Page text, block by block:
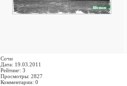
Сочи
Дата: 19.03.2011
Рейтинг: 3
Просмотры: 2827
Комментарии: 0